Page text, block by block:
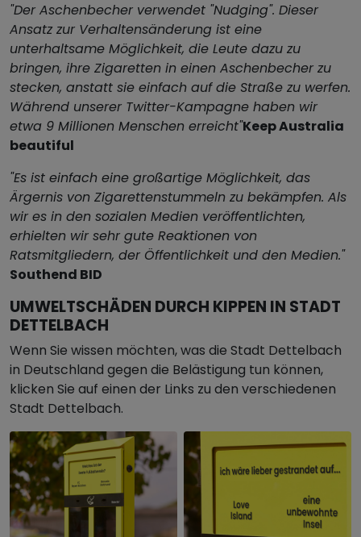
"Der Aschenbecher verwendet "Nudging". Dieser
Ansatz zur Verhaltensänderung ist eine
unterhaltsame Möglichkeit, die Leute dazu zu
bringen, ihre Zigaretten in einen Aschenbecher zu
stecken, anstatt sie einfach auf die Straße zu werfen.
Während unserer Twitter-Kampagne haben wir
etwa 9 Millionen Menschen erreicht"Keep Australia
beautiful
"Es ist einfach eine großartige Möglichkeit, das
Ärgernis von Zigarettenstummeln zu bekämpfen. Als
wir es in den sozialen Medien veröffentlichten,
erhielten wir sehr gute Reaktionen von
Ratsmitgliedern, der Öffentlichkeit und den Medien."
Southend BID
UMWELTSCHÄDEN DURCH KIPPEN IN STADT
DETTELBACH
Wenn Sie wissen möchten, was die Stadt Dettelbach
in Deutschland gegen die Belästigung tun können,
klicken Sie auf einen der Links zu den verschiedenen
Stadt Dettelbach.